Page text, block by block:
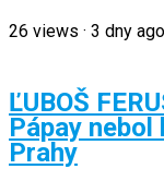
26 views · 3 dny ago
ĽUBOŠ
Pápay
Prahy